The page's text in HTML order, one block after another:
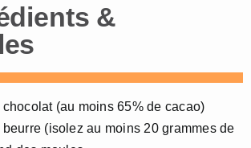
&
(au moins 65% de cacao)
(isolez au moins 20 grammes de